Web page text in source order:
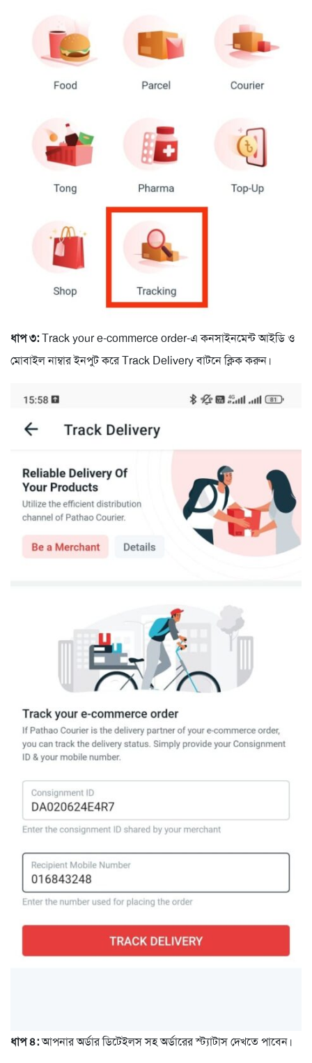
ধাপ ৩:Track your e-commerce order-এ কনসাইনমেন্ট আইডি ও
মোবাইল নাম্বার ইনপুট করে Track Delivery বাটনে ক্লিক করুন।
ধাপ ৪:আপনার অর্ডার ডিটেইলস সহ অর্ডারের স্ট্যাটাস দেখতে পাবেন।